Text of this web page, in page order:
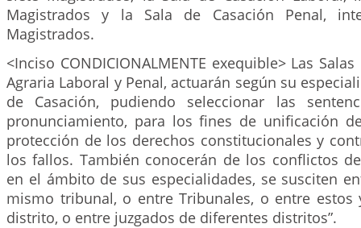
Magistrados y la Sala de Casación Penal,
Magistrados.
<Inciso CONDICIONALMENTE exequible> Las
Agraria Laboral y Penal, actuarán según su
de Casación, pudiendo seleccionar las
pronunciamiento, para los fines de unificación
protección de los derechos constitucionales y
los fallos. También conocerán de los conflictos
en el ámbito de sus especialidades, se susciten
mismo tribunal, o entre Tribunales, o entre estos
distrito, o entre juzgados de diferentes distritos”.